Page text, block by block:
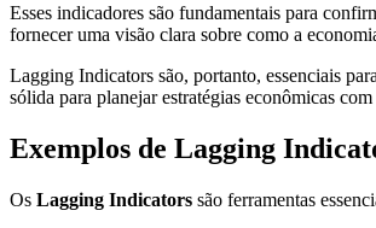
Esses indicadores são fundamentais para
fornecer uma visão clara sobre como a
Lagging Indicators são, portanto, essenciais
sólida para planejar estratégias econômicas
Exemplos de Lagging
Os Lagging Indicators são ferramentas